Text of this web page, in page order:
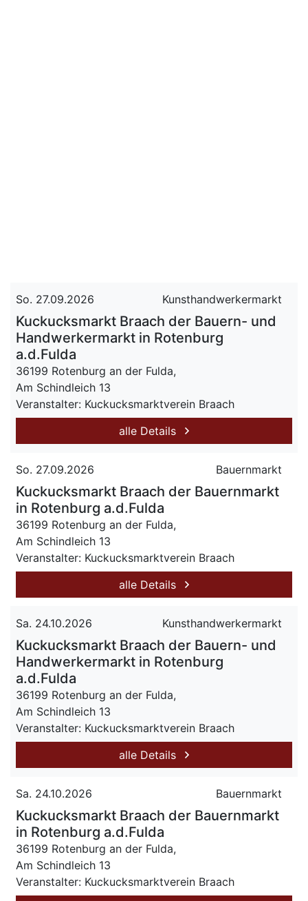
So. 27.09.2026 Kunsthandwerkermarkt
Kuckucksmarkt Braach der Bauern- und
Handwerkermarkt in Rotenburg
a.d.Fulda
36199 Rotenburg an der Fulda,
Am Schindleich 13
Veranstalter: Kuckucksmarktverein Braach
alle Details
So. 27.09.2026 Bauernmarkt
Kuckucksmarkt Braach der Bauernmarkt
in Rotenburg a.d.Fulda
36199 Rotenburg an der Fulda,
Am Schindleich 13
Veranstalter: Kuckucksmarktverein Braach
alle Details
Sa. 24.10.2026 Kunsthandwerkermarkt
Kuckucksmarkt Braach der Bauern- und
Handwerkermarkt in Rotenburg
a.d.Fulda
36199 Rotenburg an der Fulda,
Am Schindleich 13
Veranstalter: Kuckucksmarktverein Braach
alle Details
Sa. 24.10.2026 Bauernmarkt
Kuckucksmarkt Braach der Bauernmarkt
in Rotenburg a.d.Fulda
36199 Rotenburg an der Fulda,
Am Schindleich 13
Veranstalter: Kuckucksmarktverein Braach